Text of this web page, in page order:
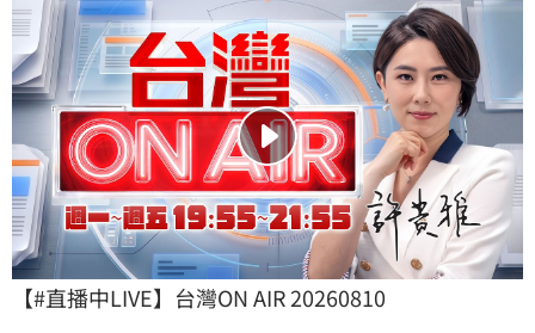
【#直播中LIVE】台灣ON AIR 20260810